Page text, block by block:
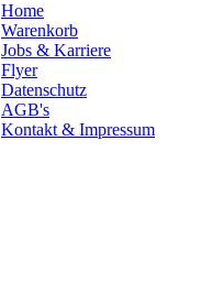
Home
Warenkorb
Jobs & Karriere
Flyer
Datenschutz
AGB's
Kontakt & Impressum